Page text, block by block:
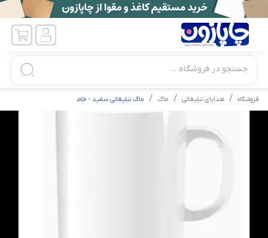
جستجو در فروشگاه ...
فروشگاه هدایای تبلیغاتی ماگ ماگ تبلیغاتی سفید - خام